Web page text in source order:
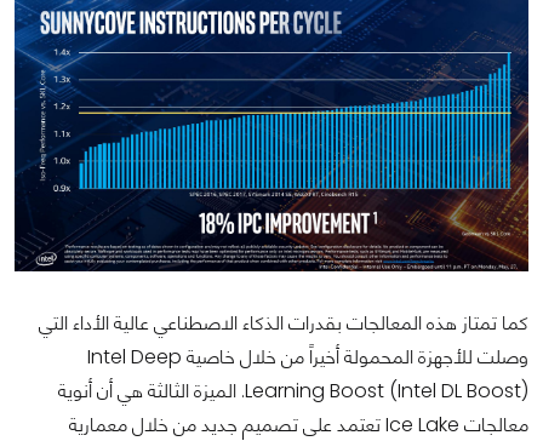
كما تمتاز هذه المعالجات بقدرات الذكاء الاصطناعي عالية الأداء التي
وصلت للأجهزة المحمولة أخيراً من خلال خاصية Intel Deep
Learning Boost (Intel DL Boost). الميزة الثالثة هي أن أنوية
معالجات Ice Lake تعتمد على تصميم جديد من خلال معمارية